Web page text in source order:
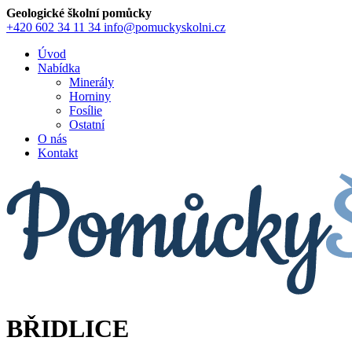
Geologické školní pomůcky
+420 602 34 11 34 info@pomuckyskolni.cz
Úvod
Nabídka
Minerály
Horniny
Fosílie
Ostatní
O nás
Kontakt
BŘIDLICE